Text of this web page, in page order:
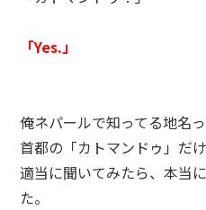
「Yes.」
俺ネパールで知ってる地名っ
首都の「カトマンドゥ」だ
適当に聞いてみたら、本当
た。